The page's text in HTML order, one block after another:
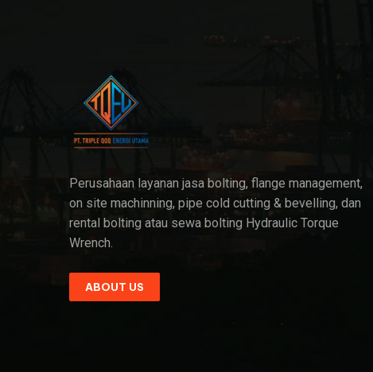
Perusahaan layanan jasa bolting, flange management,
on site machinning, pipe cold cutting & bevelling, dan
rental bolting atau sewa bolting Hydraulic Torque
Wrench.
ABOUT US